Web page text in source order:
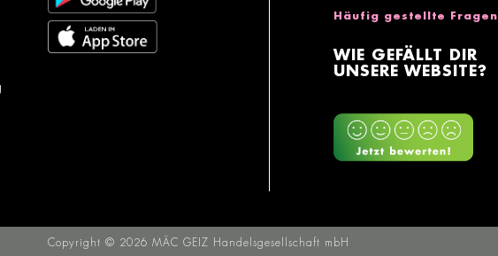
Häufig gestellte Fragen
WIE GEFÄLLT DIR
UNSERE WEBSITE?
Copyright © 2026 MÄC GEIZ Handelsgesellschaft mbH